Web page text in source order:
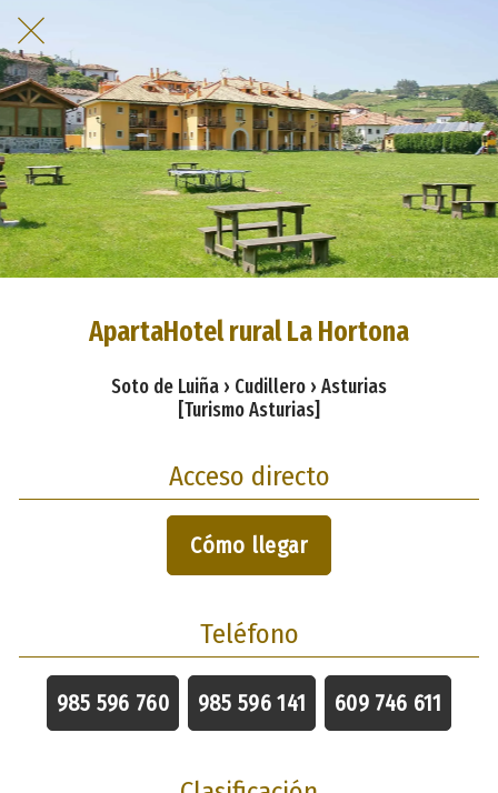
ApartaHotel rural La Hortona
Soto de Luiña › Cudillero › Asturias
[Turismo Asturias]
Acceso directo
Cómo llegar
Teléfono
985 596 760 985 596 141 609 746 611